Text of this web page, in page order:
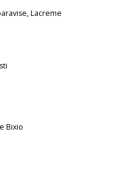
Lacreme
Bixio